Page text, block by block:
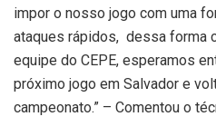
impor o nosso jogo com uma
ataques rápidos, dessa forma
equipe do CEPE, esperamos
próximo jogo em Salvador e
campeonato.” – Comentou o